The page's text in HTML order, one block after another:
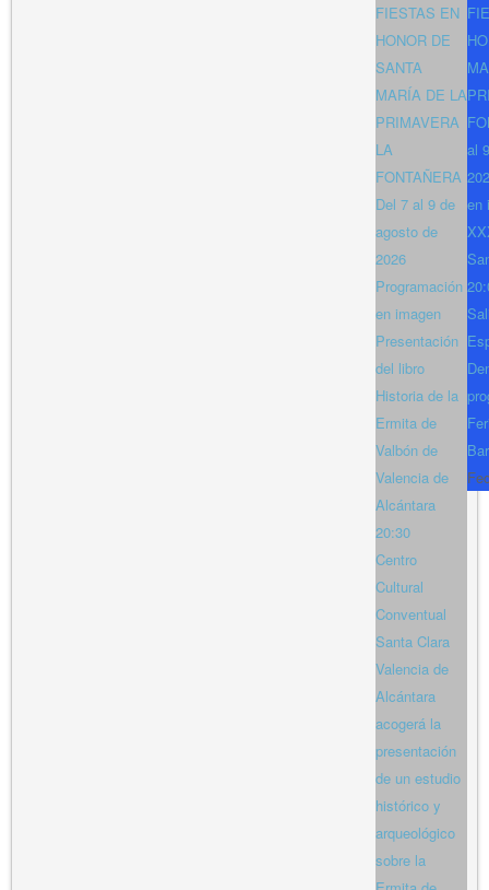
FIESTAS EN
HONOR DE
SANTA
MARÍA DE LA
PRIMAVERA
LA
FONTAÑERA
Del 7 al 9 de
agosto de
2026
Programación
en imagen
Presentación
del libro
Historia de la
Ermita de
Valbón de
Valencia de
Alcántara
20:30
Centro
Cultural
Conventual
Santa Clara
Valencia de
Alcántara
acogerá la
presentación
de un estudio
histórico y
arqueológico
sobre la
al
en